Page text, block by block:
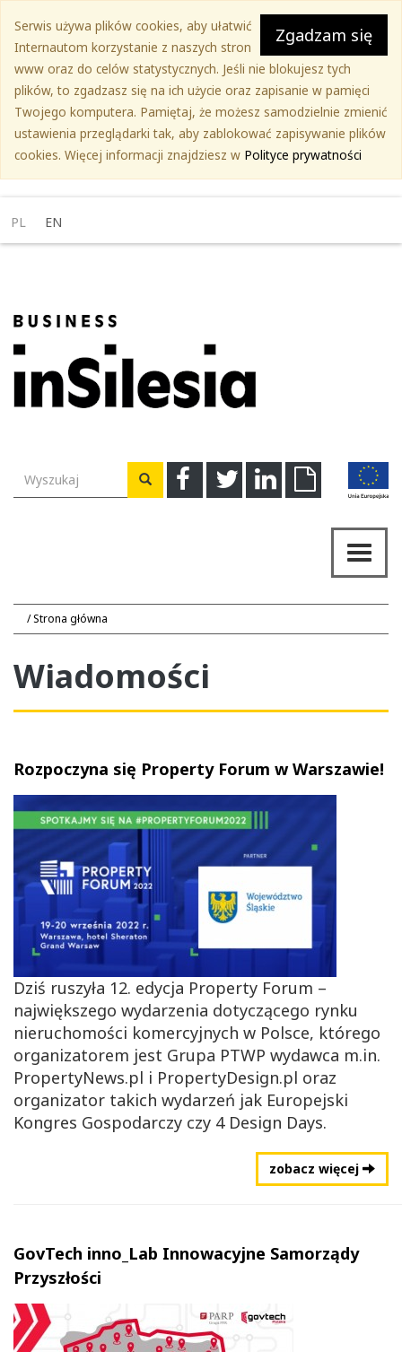
treści
głównej
Zgadzam się
Serwis używa plików cookies, aby ułatwić
Internautom korzystanie z naszych stron
www oraz do celów statystycznych. Jeśli nie blokujesz tych
plików, to zgadzasz się na ich użycie oraz zapisanie w pamięci
Twojego komputera. Pamiętaj, że możesz samodzielnie zmienić
ustawienia przeglądarki tak, aby zablokować zapisywanie plików
cookies. Więcej informacji znajdziesz w Polityce prywatności
PL EN
FacebookTwitterLinkedinDownload
Wyszukiwarka Wyszukaj
Strona główna
Wiadomości
Rozpoczyna się Property Forum w Warszawie!
Dziś ruszyła 12. edycja Property Forum –
największego wydarzenia dotyczącego rynku
nieruchomości komercyjnych w Polsce, którego
organizatorem jest Grupa PTWP wydawca m.in.
PropertyNews.pl i PropertyDesign.pl oraz
organizator takich wydarzeń jak Europejski
Kongres Gospodarczy czy 4 Design Days.
zobacz więcej
GovTech inno_Lab Innowacyjne Samorządy
Przyszłości